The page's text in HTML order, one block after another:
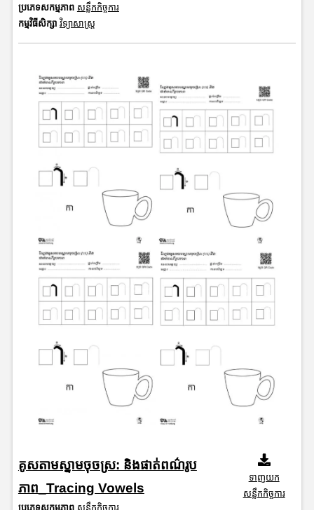
ប្រភេទសកម្មភាព សន្លឹកកិច្ចការ
កម្មវិធីសិក្សា វិទ្យាសាស្រ្ត
គូសតាមស្នាមចុចស្រ: និងផាត់ពណ៌រូប
ភាព_Tracing Vowels
ប្រភេទសកម្មភាព សន្លឹកកិច្ចការ
ទាញយក
សន្លឹកកិច្ចការ